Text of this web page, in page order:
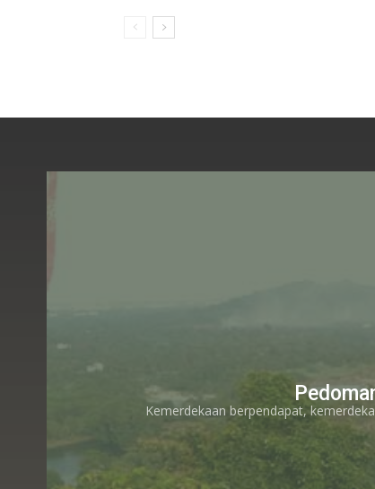
Kemerdekaan berpendapat,